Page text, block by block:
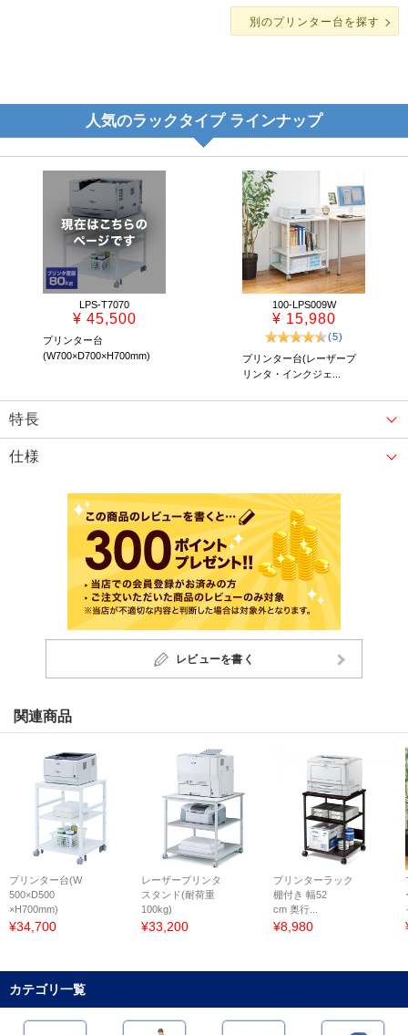
別のプリンター台を探す
人気のラックタイプ ラインナップ
LPS-T7070
¥ 45,500
プリンター台
(W700×D700×H700mm)
100-LPS009W
¥ 15,980
(5)
プリンター台(レーザープ
リンタ・インクジェ...
特長
仕様
レビューを書く
関連商品
プリンター台(W
500×D500
×H700mm)
¥34,700
レーザープリンタ
スタンド(耐荷重
100kg)
¥33,200
プリンターラック
棚付き 幅52
cm 奥行...
¥8,980
カテゴリ一覧